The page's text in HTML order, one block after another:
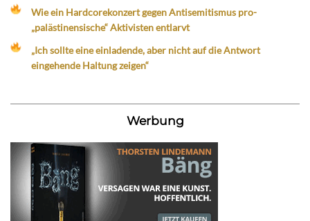
Wie ein Hardcorekonzert gegen Antisemitismus pro-
„palästinensische“ Aktivisten entlarvt
„Ich sollte eine einladende, aber nicht auf die Antwort
eingehende Haltung zeigen“
Werbung